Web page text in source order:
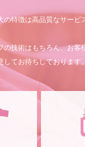
の特徴は高品質なサービ
の技術はもちろん、お客
てお待ちしております。